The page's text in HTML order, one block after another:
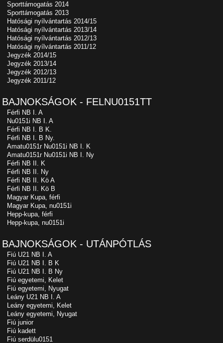
Sporttámogatás 2014
Sporttámogatás 2013
Hatósági nyílvántartás 2014/15
Hatósági nyílvántartás 2013/14
Hatósági nyílvántartás 2012/13
Hatósági nyílvántartás 2011/12
Jegyzék 2014/15
Jegyzék 2013/14
Jegyzék 2012/13
Jegyzék 2011/12
BAJNOKSÁGOK - FELNU0151TT
Férfi NB I. A
Nu0151i NB I. A
Férfi NB I. B K.
Férfi NB I. B Ny.
Amatu0151r Nu0151i NB I. K
Amatu0151r Nu0151i NB I. Ny
Férfi NB II. K
Férfi NB II. Ny
Férfi NB II. Kö A
Férfi NB II. Kö B
Magyar Kupa, férfi
Magyar Kupa, nu0151i
Hepp-kupa, férfi
Hepp-kupa, nu0151i
BAJNOKSÁGOK - UTÁNPÓTLÁS
Fiú U21 NB I. A
Fiú U21 NB I. B K
Fiú U21 NB I. B Ny
Fiú egyetemi, Kelet
Fiú egyetemi, Nyugat
Leány U21 NB I. A
Leány egyetemi, Kelet
Leány egyetemi, Nyugat
Fiú junior
Fiú kadett
Fiú serdülu0151